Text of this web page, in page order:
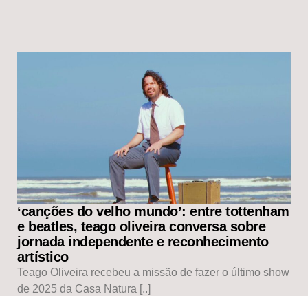
‘canções do velho mundo’: entre tottenham
e beatles, teago oliveira conversa sobre
jornada independente e reconhecimento
artístico
Teago Oliveira recebeu a missão de fazer o último show
de 2025 da Casa Natura [..]